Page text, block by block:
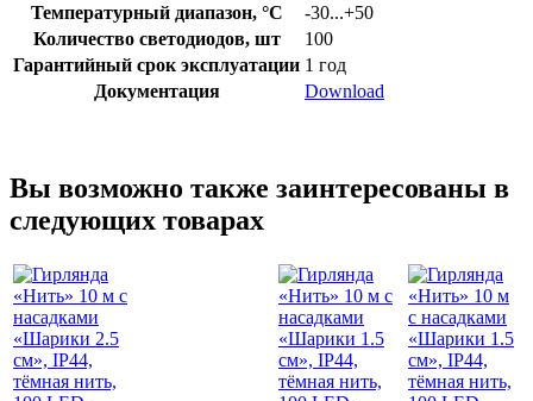
Температурный диапазон, °C
-30...+50
Количество светодиодов, шт
100
Гарантийный срок эксплуатации 1 год
Документация
Download
Вы возможно также заинтересованы в
следующих товарах